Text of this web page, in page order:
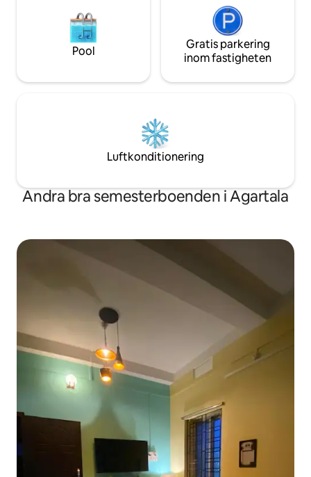
Pool
Gratis parkering
inom fastigheten
Luftkonditionering
Andra bra semesterboenden i Agartala